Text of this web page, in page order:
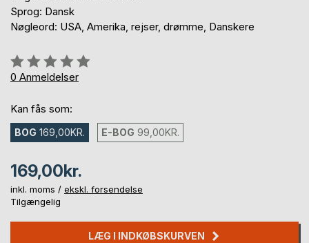
Sprog: Dansk
Nøgleord: USA, Amerika, rejser, drømme, Danskere
Anmeldelse::
0%
0 Anmeldelser
Kan fås som:
BOG 169,00KR. E-BOG 99,00KR.
169,00kr.
inkl. moms / ekskl. forsendelse
Tilgængelig
LÆG I INDKØBSKURVEN